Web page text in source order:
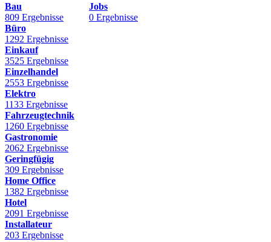
Bau
809 Ergebnisse
Büro
1292 Ergebnisse
Einkauf
3525 Ergebnisse
Einzelhandel
2553 Ergebnisse
Elektro
1133 Ergebnisse
Fahrzeugtechnik
1260 Ergebnisse
Gastronomie
2062 Ergebnisse
Geringfügig
309 Ergebnisse
Home Office
1382 Ergebnisse
Hotel
2091 Ergebnisse
Installateur
203 Ergebnisse
Jobs
0 Ergebnisse